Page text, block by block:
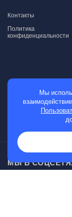
Контакты
Политика
конфиденциальности
МАГАЗИН
Мужские часы
МЫ В
Мы